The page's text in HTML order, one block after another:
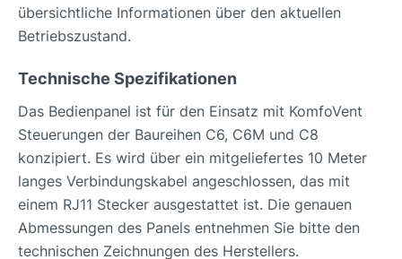
übersichtliche Informationen über den aktuellen
Betriebszustand.
Technische Spezifikationen
Das Bedienpanel ist für den Einsatz mit KomfoVent
Steuerungen der Baureihen C6, C6M und C8
konzipiert. Es wird über ein mitgeliefertes 10 Meter
langes Verbindungskabel angeschlossen, das mit
einem RJ11 Stecker ausgestattet ist. Die genauen
Abmessungen des Panels entnehmen Sie bitte den
technischen Zeichnungen des Herstellers.